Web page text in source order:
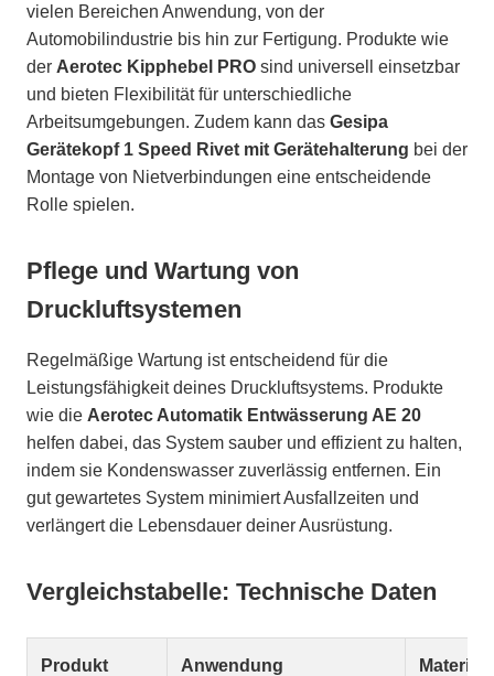
vielen Bereichen Anwendung, von der
Automobilindustrie bis hin zur Fertigung. Produkte wie
der Aerotec Kipphebel PRO sind universell einsetzbar
und bieten Flexibilität für unterschiedliche
Arbeitsumgebungen. Zudem kann das Gesipa
Gerätekopf 1 Speed Rivet mit Gerätehalterung bei der
Montage von Nietverbindungen eine entscheidende
Rolle spielen.
Pflege und Wartung von
Druckluftsystemen
Regelmäßige Wartung ist entscheidend für die
Leistungsfähigkeit deines Druckluftsystems. Produkte
wie die Aerotec Automatik Entwässerung AE 20
helfen dabei, das System sauber und effizient zu halten,
indem sie Kondenswasser zuverlässig entfernen. Ein
gut gewartetes System minimiert Ausfallzeiten und
verlängert die Lebensdauer deiner Ausrüstung.
Vergleichstabelle: Technische Daten
Produkt Anwendung Material